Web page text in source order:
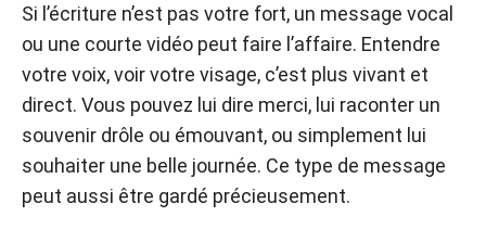
Si l’écriture n’est pas votre fort, un message vocal
ou une courte vidéo peut faire l’affaire. Entendre
votre voix, voir votre visage, c’est plus vivant et
direct. Vous pouvez lui dire merci, lui raconter un
souvenir drôle ou émouvant, ou simplement lui
souhaiter une belle journée. Ce type de message
peut aussi être gardé précieusement.